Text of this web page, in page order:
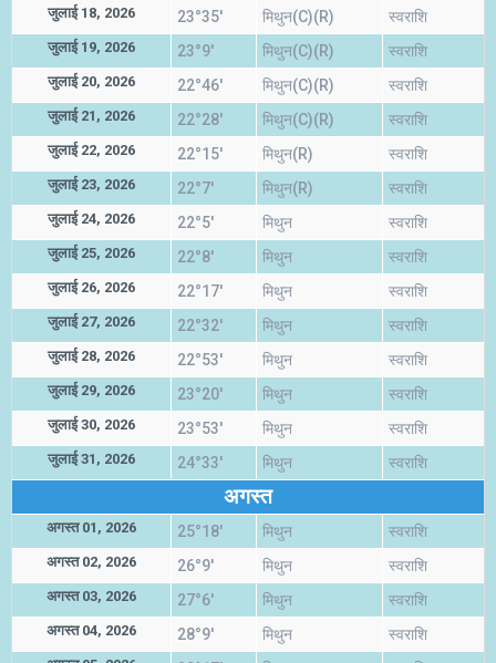
जुलाई 18, 2026 23°35' मिथुन(C)(R) स्वराशि
जुलाई 19, 2026 23°9' मिथुन(C)(R) स्वराशि
जुलाई 20, 2026 22°46' मिथुन(C)(R) स्वराशि
जुलाई 21, 2026 22°28' मिथुन(C)(R) स्वराशि
जुलाई 22, 2026 22°15' मिथुन(R) स्वराशि
जुलाई 23, 2026 22°7' मिथुन(R) स्वराशि
जुलाई 24, 2026 22°5' मिथुन स्वराशि
जुलाई 25, 2026 22°8' मिथुन स्वराशि
जुलाई 26, 2026 22°17' मिथुन स्वराशि
जुलाई 27, 2026 22°32' मिथुन स्वराशि
जुलाई 28, 2026 22°53' मिथुन स्वराशि
जुलाई 29, 2026 23°20' मिथुन स्वराशि
जुलाई 30, 2026 23°53' मिथुन स्वराशि
जुलाई 31, 2026 24°33' मिथुन स्वराशि
अगस्त
अगस्त 01, 2026 25°18' मिथुन स्वराशि
अगस्त 02, 2026 26°9' मिथुन स्वराशि
अगस्त 03, 2026 27°6' मिथुन स्वराशि
अगस्त 04, 2026 28°9' मिथुन स्वराशि